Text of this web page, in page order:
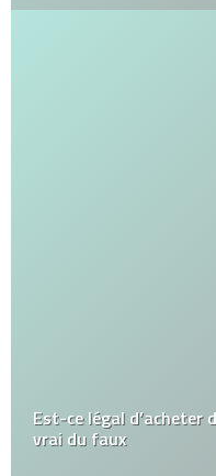
Est-ce légal d’acheter
vrai du faux